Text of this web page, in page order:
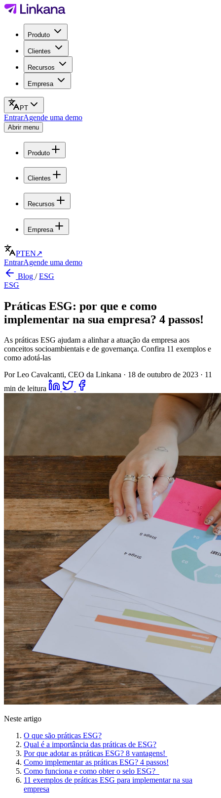
Produto
Clientes
Recursos
Empresa
PT
EntrarAgende uma demo
Abrir menu
Produto
Clientes
Recursos
Empresa
PTEN↗
EntrarAgende uma demo
Blog /ESG
ESG
Práticas ESG: por que e como
implementar na sua empresa? 4 passos!
As práticas ESG ajudam a alinhar a atuação da empresa aos
conceitos socioambientais e de governança. Confira 11 exemplos e
como adotá-las
Por Leo Cavalcanti, CEO da Linkana · 18 de outubro de 2023 · 11
min de leitura
Neste artigo
O que são práticas ESG?
Qual é a importância das práticas de ESG?
Por que adotar as práticas ESG? 8 vantagens!
Como implementar as práticas ESG? 4 passos!
Como funciona e como obter o selo ESG?
11 exemplos de práticas ESG para implementar na sua
empresa